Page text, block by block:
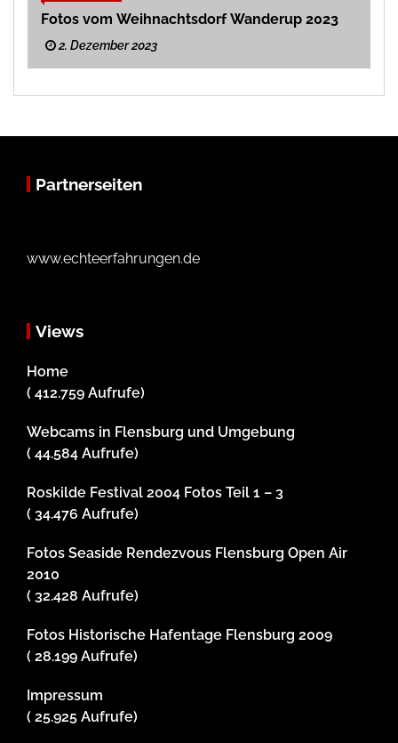
Fotos vom Weihnachtsdorf Wanderup 2023
2. Dezember 2023
Partnerseiten
www.echteerfahrungen.de
Views
Home
( 412.759 Aufrufe)
Webcams in Flensburg und Umgebung
( 44.584 Aufrufe)
Roskilde Festival 2004 Fotos Teil 1 – 3
( 34.476 Aufrufe)
Fotos Seaside Rendezvous Flensburg Open Air
2010
( 32.428 Aufrufe)
Fotos Historische Hafentage Flensburg 2009
( 28.199 Aufrufe)
Impressum
( 25.925 Aufrufe)